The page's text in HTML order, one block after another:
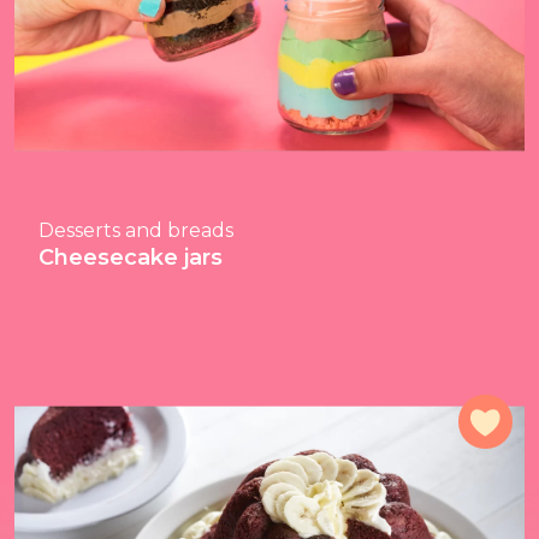
Desserts and breads
Cheesecake jars